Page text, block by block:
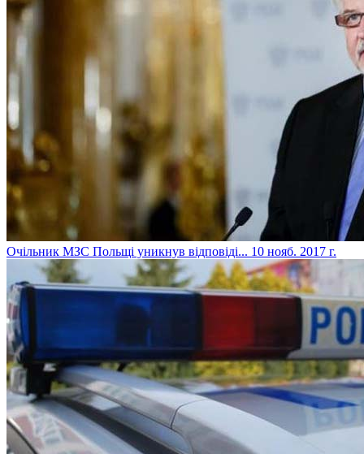
​Очільник МЗС Польщі уникнув відповіді... 10 нояб. 2017 г.